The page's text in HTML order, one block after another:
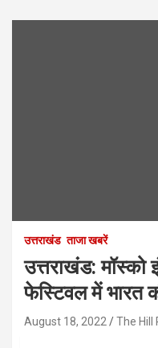
उत्तराखंड ताजा खबरें
उत्तराखंड:
फेस्टिवल में भारत
August 18, 2022 The Hill